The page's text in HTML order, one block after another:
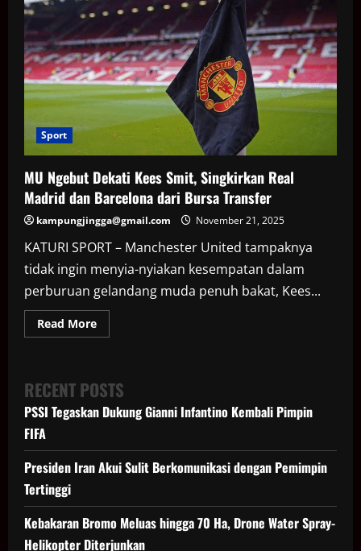
Sport
MU Ngebut Dekati Kees Smit, Singkirkan Real
Madrid dan Barcelona dari Bursa Transfer
kampungjingga@gmail.com November 21, 2025
KATURI SPORT – Manchester United tampaknya
tidak ingin menyia-nyiakan kesempatan dalam
perburuan gelandang muda penuh bakat, Kees...
Read MoreRead
more
Kees
Smit,
Singkirkan
dari
RECENT POSTS
PSSI Tegaskan Dukung Gianni Infantino Kembali Pimpin
FIFA
Presiden Iran Akui Sulit Berkomunikasi dengan Pemimpin
Tertinggi
Kebakaran Bromo Meluas hingga 70 Ha, Drone Water Spray-
Helikopter Diterjunkan